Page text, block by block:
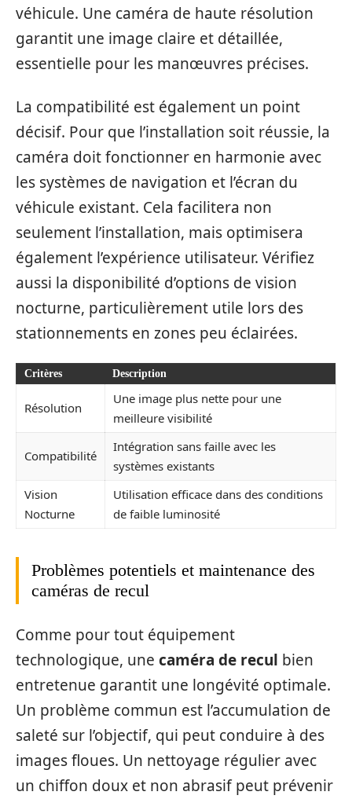
véhicule. Une caméra de haute résolution
garantit une image claire et détaillée,
essentielle pour les manœuvres précises.
La compatibilité est également un point
décisif. Pour que l’installation soit réussie, la
caméra doit fonctionner en harmonie avec
les systèmes de navigation et l’écran du
véhicule existant. Cela facilitera non
seulement l’installation, mais optimisera
également l’expérience utilisateur. Vérifiez
aussi la disponibilité d’options de vision
nocturne, particulièrement utile lors des
stationnements en zones peu éclairées.
Critères Description
Résolution
Une image plus nette pour une
meilleure visibilité
Compatibilité
Intégration sans faille avec les
systèmes existants
Vision
Nocturne
Utilisation efficace dans des conditions
de faible luminosité
Problèmes potentiels et maintenance des
caméras de recul
Comme pour tout équipement
technologique, une caméra de recul bien
entretenue garantit une longévité optimale.
Un problème commun est l’accumulation de
saleté sur l’objectif, qui peut conduire à des
images floues. Un nettoyage régulier avec
un chiffon doux et non abrasif peut prévenir